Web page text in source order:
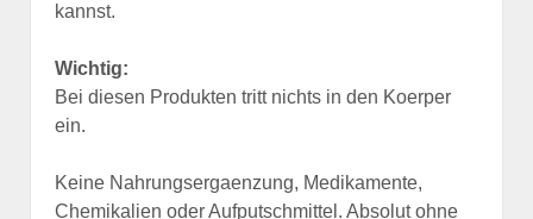
kannst.
Wichtig:
Bei diesen Produkten tritt nichts in den Koerper
ein.
Keine Nahrungsergaenzung, Medikamente,
Chemikalien oder Aufputschmittel. Absolut ohne